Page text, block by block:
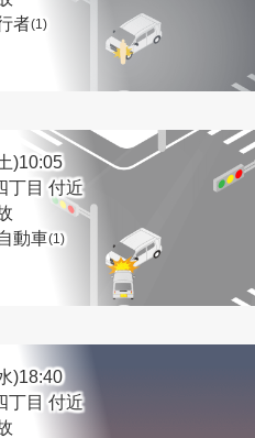
者(1)
)10:05
丁目 付近
動車(1)
)18:40
丁目 付近